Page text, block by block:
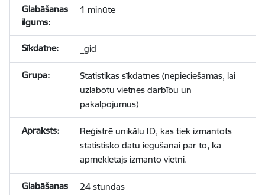
1 minūte
_gid
Statistikas sīkdatnes (nepieciešamas, lai
uzlabotu vietnes darbību un
pakalpojumus)
Reģistrē unikālu ID, kas tiek izmantots
statistisko datu iegūšanai par to, kā
apmeklētājs izmanto vietni.
24 stundas